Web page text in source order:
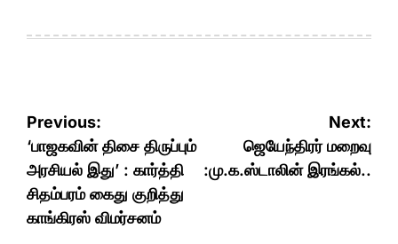
Post
navigation
Previous:
‘பாஜகவின் திசை திருப்பும்
அரசியல் இது’ : கார்த்தி
சிதம்பரம் கைது குறித்து
காங்கிரஸ் விமர்சனம்
Next:
ஜெயேந்திரர் மறைவு
:மு.க.ஸ்டாலின் இரங்கல்..